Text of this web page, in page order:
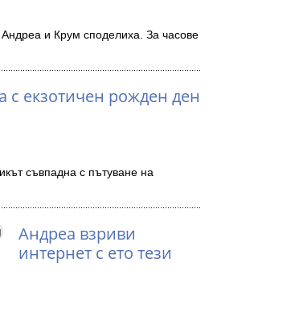
Андреа и Крум споделиха. За часове
с екзотичен рожден ден
съвпадна с пътуване на
Андреа взриви
интернет с ето тези